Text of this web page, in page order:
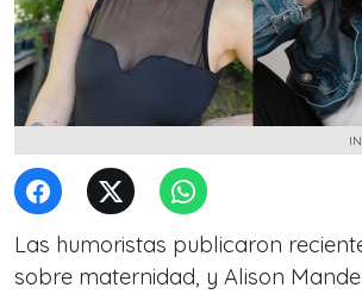
Las humoristas publicaron
sobre maternidad, y Alison